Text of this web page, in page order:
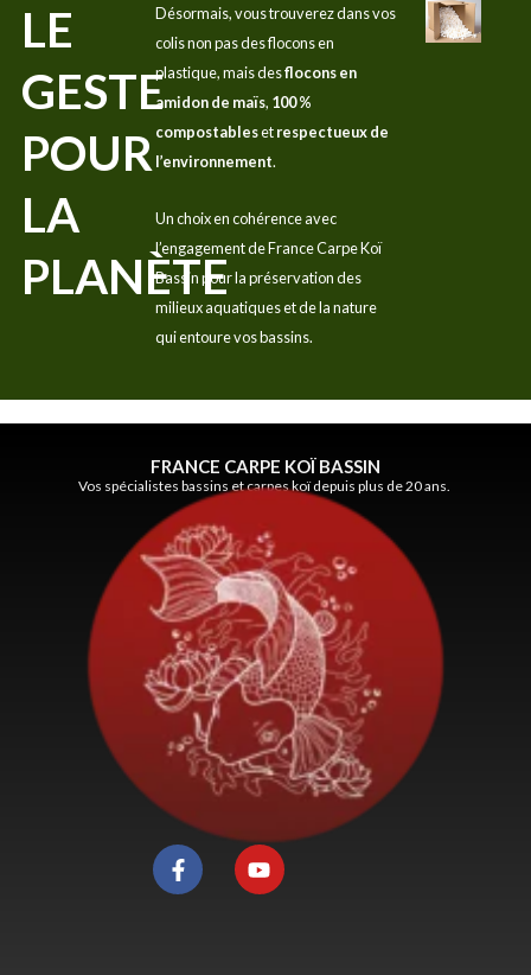
LE
GESTE
POUR
LA
PLANÈTE
Désormais, vous trouverez dans vos
colis non pas des flocons en
plastique, mais desflocons en
amidon de maïs, 100 %
compostablesetrespectueux de
l’environnement.
Un choix en cohérence avec
l’engagement de France Carpe Koï
Bassin pour la préservation des
milieux aquatiques et de la nature
qui entoure vos bassins.
FRANCE CARPE KOÏ BASSIN
Vos spécialistes bassins et carpes koï depuis plus de 20 ans.
F
a
c
Y
o
u